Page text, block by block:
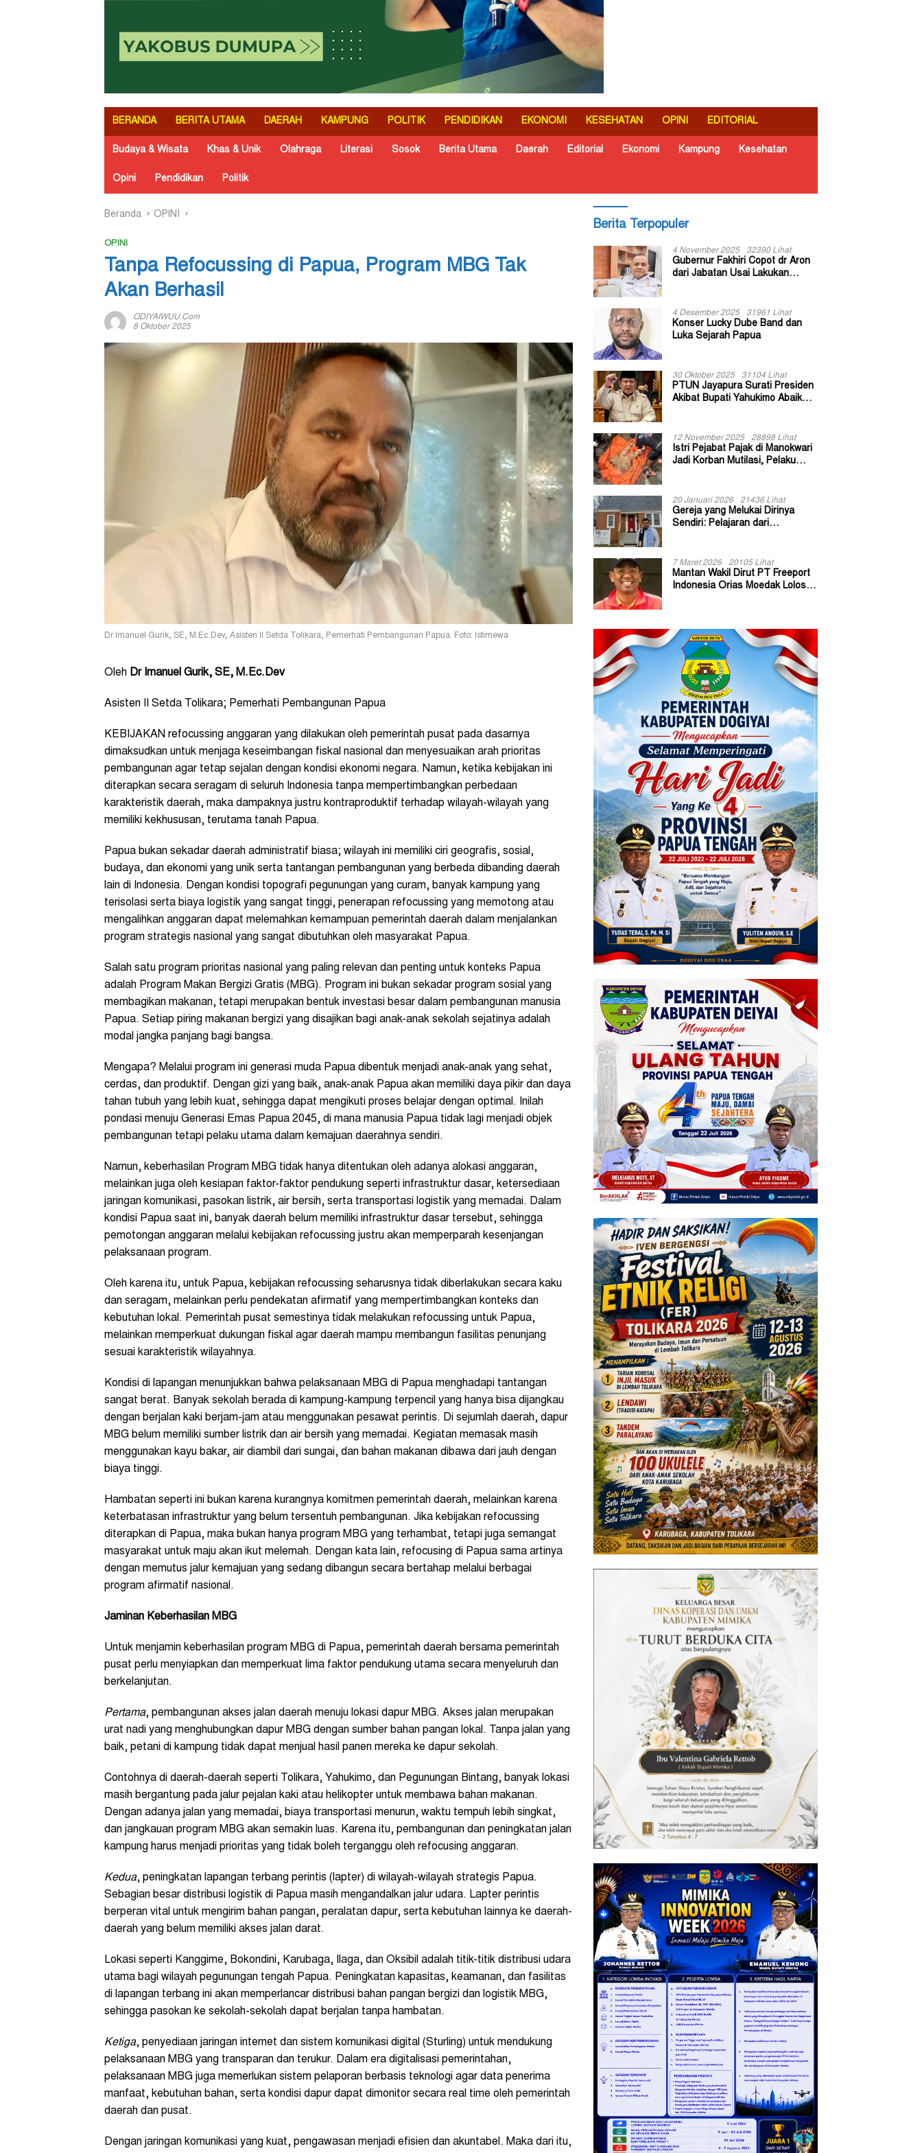
BERANDA BERITA UTAMA DAERAH KAMPUNG POLITIK PENDIDIKAN EKONOMI KESEHATAN OPINI EDITORIAL
Budaya & Wisata Khas & Unik Olahraga Literasi Sosok Berita Utama Daerah Editorial Ekonomi Kampung Kesehatan
Opini Pendidikan Politik
Beranda OPINI
OPINI
Tanpa Refocussing di Papua, Program MBG Tak
Akan Berhasil
ODIYAIWUU.com
8 Oktober 2025
Dr Imanuel Gurik, SE, M.Ec.Dev, Asisten II Setda Tolikara, Pemerhati Pembangunan Papua. Foto: Istimewa
Oleh Dr Imanuel Gurik, SE, M.Ec.Dev
Asisten II Setda Tolikara; Pemerhati Pembangunan Papua
KEBIJAKAN refocussing anggaran yang dilakukan oleh pemerintah pusat pada dasarnya
dimaksudkan untuk menjaga keseimbangan fiskal nasional dan menyesuaikan arah prioritas
pembangunan agar tetap sejalan dengan kondisi ekonomi negara. Namun, ketika kebijakan ini
diterapkan secara seragam di seluruh Indonesia tanpa mempertimbangkan perbedaan
karakteristik daerah, maka dampaknya justru kontraproduktif terhadap wilayah-wilayah yang
memiliki kekhususan, terutama tanah Papua.
Papua bukan sekadar daerah administratif biasa; wilayah ini memiliki ciri geografis, sosial,
budaya, dan ekonomi yang unik serta tantangan pembangunan yang berbeda dibanding daerah
lain di Indonesia. Dengan kondisi topografi pegunungan yang curam, banyak kampung yang
terisolasi serta biaya logistik yang sangat tinggi, penerapan refocussing yang memotong atau
mengalihkan anggaran dapat melemahkan kemampuan pemerintah daerah dalam menjalankan
program strategis nasional yang sangat dibutuhkan oleh masyarakat Papua.
Salah satu program prioritas nasional yang paling relevan dan penting untuk konteks Papua
adalah Program Makan Bergizi Gratis (MBG). Program ini bukan sekadar program sosial yang
membagikan makanan, tetapi merupakan bentuk investasi besar dalam pembangunan manusia
Papua. Setiap piring makanan bergizi yang disajikan bagi anak-anak sekolah sejatinya adalah
modal jangka panjang bagi bangsa.
Mengapa? Melalui program ini generasi muda Papua dibentuk menjadi anak-anak yang sehat,
cerdas, dan produktif. Dengan gizi yang baik, anak-anak Papua akan memiliki daya pikir dan daya
tahan tubuh yang lebih kuat, sehingga dapat mengikuti proses belajar dengan optimal. Inilah
pondasi menuju Generasi Emas Papua 2045, di mana manusia Papua tidak lagi menjadi objek
pembangunan tetapi pelaku utama dalam kemajuan daerahnya sendiri.
Namun, keberhasilan Program MBG tidak hanya ditentukan oleh adanya alokasi anggaran,
melainkan juga oleh kesiapan faktor-faktor pendukung seperti infrastruktur dasar, ketersediaan
jaringan komunikasi, pasokan listrik, air bersih, serta transportasi logistik yang memadai. Dalam
kondisi Papua saat ini, banyak daerah belum memiliki infrastruktur dasar tersebut, sehingga
pemotongan anggaran melalui kebijakan refocussing justru akan memperparah kesenjangan
pelaksanaan program.
Oleh karena itu, untuk Papua, kebijakan refocussing seharusnya tidak diberlakukan secara kaku
dan seragam, melainkan perlu pendekatan afirmatif yang mempertimbangkan konteks dan
kebutuhan lokal. Pemerintah pusat semestinya tidak melakukan refocussing untuk Papua,
melainkan memperkuat dukungan fiskal agar daerah mampu membangun fasilitas penunjang
sesuai karakteristik wilayahnya.
Kondisi di lapangan menunjukkan bahwa pelaksanaan MBG di Papua menghadapi tantangan
sangat berat. Banyak sekolah berada di kampung-kampung terpencil yang hanya bisa dijangkau
dengan berjalan kaki berjam-jam atau menggunakan pesawat perintis. Di sejumlah daerah, dapur
MBG belum memiliki sumber listrik dan air bersih yang memadai. Kegiatan memasak masih
menggunakan kayu bakar, air diambil dari sungai, dan bahan makanan dibawa dari jauh dengan
biaya tinggi.
Hambatan seperti ini bukan karena kurangnya komitmen pemerintah daerah, melainkan karena
keterbatasan infrastruktur yang belum tersentuh pembangunan. Jika kebijakan refocussing
diterapkan di Papua, maka bukan hanya program MBG yang terhambat, tetapi juga semangat
masyarakat untuk maju akan ikut melemah. Dengan kata lain, refocusing di Papua sama artinya
dengan memutus jalur kemajuan yang sedang dibangun secara bertahap melalui berbagai
program afirmatif nasional.
Jaminan Keberhasilan MBG
Untuk menjamin keberhasilan program MBG di Papua, pemerintah daerah bersama pemerintah
pusat perlu menyiapkan dan memperkuat lima faktor pendukung utama secara menyeluruh dan
berkelanjutan.
Pertama, pembangunan akses jalan daerah menuju lokasi dapur MBG. Akses jalan merupakan
urat nadi yang menghubungkan dapur MBG dengan sumber bahan pangan lokal. Tanpa jalan yang
baik, petani di kampung tidak dapat menjual hasil panen mereka ke dapur sekolah.
Contohnya di daerah-daerah seperti Tolikara, Yahukimo, dan Pegunungan Bintang, banyak lokasi
masih bergantung pada jalur pejalan kaki atau helikopter untuk membawa bahan makanan.
Dengan adanya jalan yang memadai, biaya transportasi menurun, waktu tempuh lebih singkat,
dan jangkauan program MBG akan semakin luas. Karena itu, pembangunan dan peningkatan jalan
kampung harus menjadi prioritas yang tidak boleh terganggu oleh refocusing anggaran.
Kedua, peningkatan lapangan terbang perintis (lapter) di wilayah-wilayah strategis Papua.
Sebagian besar distribusi logistik di Papua masih mengandalkan jalur udara. Lapter perintis
berperan vital untuk mengirim bahan pangan, peralatan dapur, serta kebutuhan lainnya ke daerah-
daerah yang belum memiliki akses jalan darat.
Lokasi seperti Kanggime, Bokondini, Karubaga, Ilaga, dan Oksibil adalah titik-titik distribusi udara
utama bagi wilayah pegunungan tengah Papua. Peningkatan kapasitas, keamanan, dan fasilitas
di lapangan terbang ini akan memperlancar distribusi bahan pangan bergizi dan logistik MBG,
sehingga pasokan ke sekolah-sekolah dapat berjalan tanpa hambatan.
Ketiga, penyediaan jaringan internet dan sistem komunikasi digital (Sturling) untuk mendukung
pelaksanaan MBG yang transparan dan terukur. Dalam era digitalisasi pemerintahan,
pelaksanaan MBG juga memerlukan sistem pelaporan berbasis teknologi agar data penerima
manfaat, kebutuhan bahan, serta kondisi dapur dapat dimonitor secara real time oleh pemerintah
daerah dan pusat.
Dengan jaringan komunikasi yang kuat, pengawasan menjadi efisien dan akuntabel. Maka dari itu,
Berita Terpopuler
4 November 2025 32390 Lihat
Gubernur Fakhiri Copot dr Aron
dari Jabatan Usai Lakukan
4 Desember 2025 31961 Lihat
Konser Lucky Dube Band dan
Luka Sejarah Papua
30 Oktober 2025 31104 Lihat
PTUN Jayapura Surati Presiden
Akibat Bupati Yahukimo Abaikan
12 November 2025 28898 Lihat
Istri Pejabat Pajak di Manokwari
Jadi Korban Mutilasi, Pelaku
20 Januari 2026 21436 Lihat
Gereja yang Melukai Dirinya
Sendiri: Pelajaran dari
7 Maret 2026 20105 Lihat
Mantan Wakil Dirut PT Freeport
Indonesia Orias Moedak Lolos